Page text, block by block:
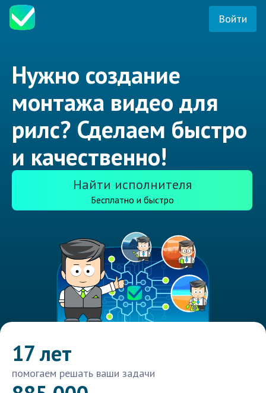
Войти
Нужно создание
монтажа видео для
рилс? Сделаем быстро
и качественно!
Найти исполнителя
Бесплатно и быстро
17 лет
помогаем решать ваши задачи